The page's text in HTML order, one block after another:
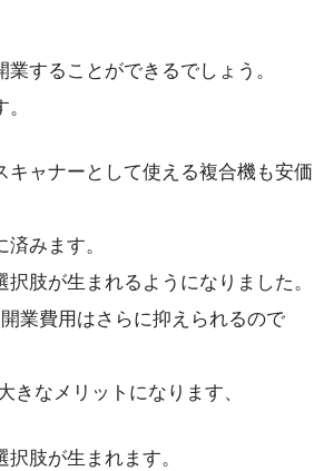
することができるでしょう。
ャナーとして使える複合機も安価
みます。
肢が生まれるようになりました。
業費用はさらに抑えられるので
きなメリットになります、
肢が生まれます。